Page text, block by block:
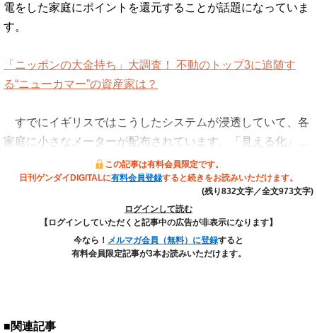
電をした家庭にポイントを還元することが話題になっていま
す。
「ニッポンの大金持ち」大調査！ 不動のトップ3に追随す
る“ニューカマー”の資産家は？
すでにイギリスではこうしたシステムが浸透していて、各
家庭に小さなメーターが配布されています。「見える化」…
この記事は有料会員限定です。
日刊ゲンダイDIGITALに有料会員登録すると続きをお読みいただけます。
(残り832文字／全文973文字)
ログインして読む
【ログインしていただくと記事中の広告が非表示になります】
今なら！ メルマガ会員（無料）に登録すると
有料会員限定記事が3本お読みいただけます。
■関連記事